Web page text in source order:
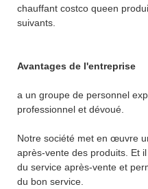
chauffant costco queen
suivants.
Avantages de l'entreprise
a un groupe de personnel
professionnel et dévoué.
Notre société met en œuvre
après-vente des produits. Et
du service après-vente et
du bon service.